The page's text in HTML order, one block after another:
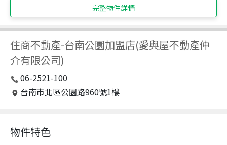
完整物件詳情
住商不動產-台南公園加盟店(愛與屋不動產仲
介有限公司)
06-2521-100
台南市北區公園路960號1樓
物件特色